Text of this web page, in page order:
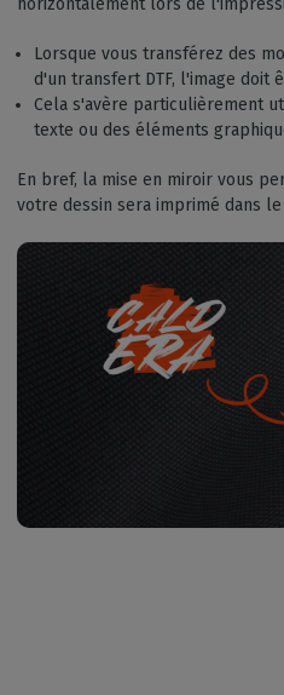
horizontalement lors de
Lorsque vous transférez des
d'un transfert DTF, l'image doit
Cela s'avère particulièrement
texte ou des éléments
En bref, la mise en miroir vous
votre dessin sera imprimé dans